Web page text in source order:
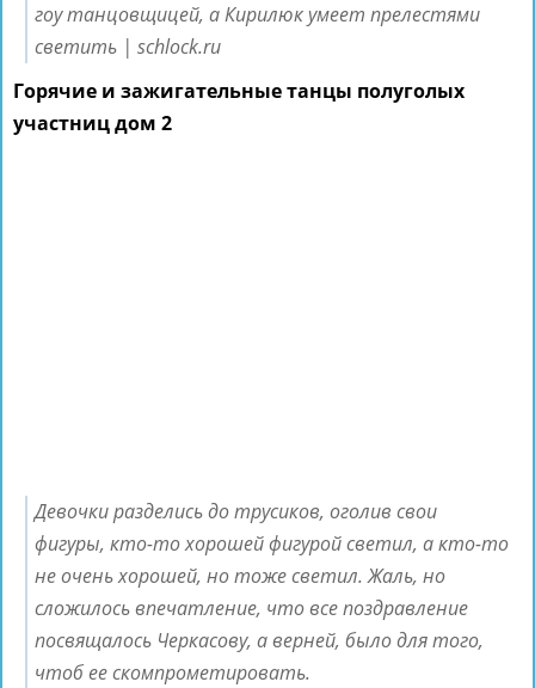
гоу танцовщицей, а Кирилюк умеет прелестями
светить | schlock.ru
Горячие и зажигательные танцы полуголых
участниц дом 2
Девочки разделись до трусиков, оголив свои
фигуры, кто-то хорошей фигурой светил, а кто-то
не очень хорошей, но тоже светил. Жаль, но
сложилось впечатление, что все поздравление
посвящалось Черкасову, а верней, было для того,
чтоб ее скомпрометировать.